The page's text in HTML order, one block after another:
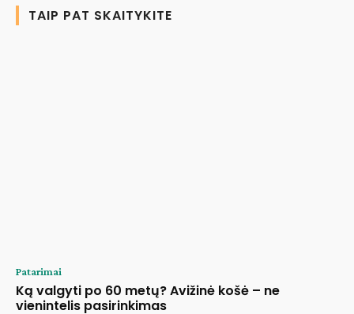
TAIP PAT SKAITYKITE
Patarimai
Ką valgyti po 60 metų? Avižinė košė – ne
vienintelis pasirinkimas